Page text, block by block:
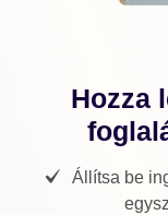
Hozza
Állítsa be